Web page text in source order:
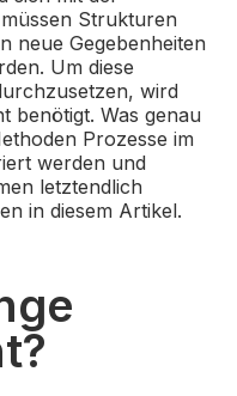
Strukturen
neue Gegebenheiten
Um diese
wird
benötigt. Was genau
Prozesse im
werden und
letztendlich
in diesem Artikel.